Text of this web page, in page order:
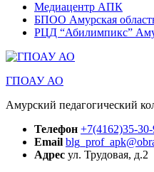
Медиацентр АПК
БПОО Амурская
РЦД “Абилимпикс”
ГПОАУ АО
Амурский педагогический
Телефон +7(4162)35-
Email
Адрес ул. Трудовая, д.2